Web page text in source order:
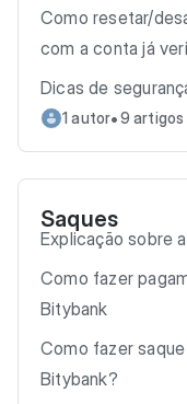
Como resetar/
com a conta já
Dicas de
1 autor•9 artigos
Saques
Explicação sobre
Como fazer
Bitybank
Como fazer
Bitybank?